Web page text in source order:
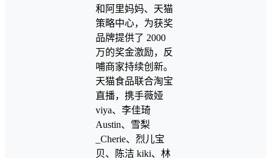
和阿里妈妈、天猫
策略中心，为获奖
品牌提供了 2000
万的奖金激励，反
哺商家持续创新。
天猫食品联合淘宝
直播，携手薇娅
viya、李佳琦
Austin、雪梨
_Cherie、烈儿宝
贝、陈洁 kiki、林